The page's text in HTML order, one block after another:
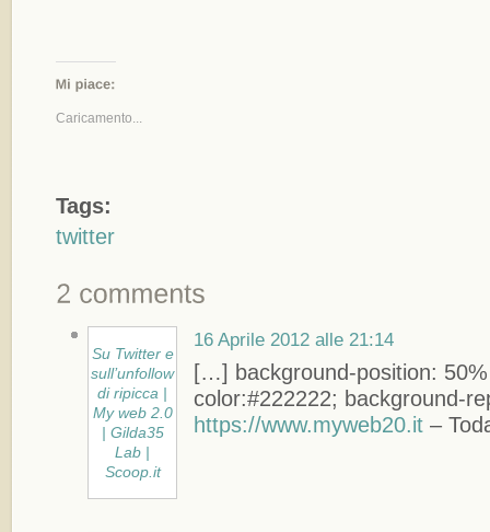
Caricamento...
Tags:
twitter
Su Twitter e
sull’unfollow
di ripicca |
My web 2.0
| Gilda35
Lab |
Scoop.it
16 Aprile 2012 alle 21:14
[…] background-position:
color:#222222; background-
https://www.myweb20.it –